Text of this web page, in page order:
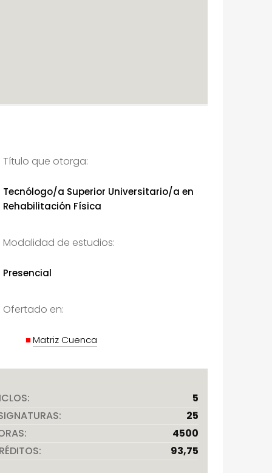
Título que otorga:
Tecnólogo/a Superior Universitario/a en
Rehabilitación Física
Modalidad de estudios:
Presencial
Ofertado en:
Matriz Cuenca
5
25
4500
93,75